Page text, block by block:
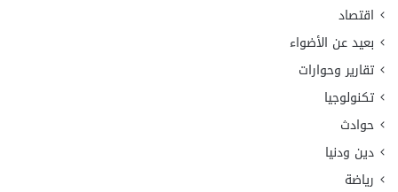
اقتصاد
بعيد عن الأضواء
تقارير وحوارات
تكنولوجيا
حوادث
دين ودنيا
رياضة